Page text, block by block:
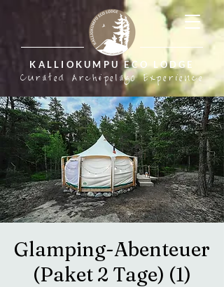
KALLIOKUMPU ECO LODGE
Curated Archipelago Experience
Glamping-Abenteuer
(Paket 2 Tage) (1)